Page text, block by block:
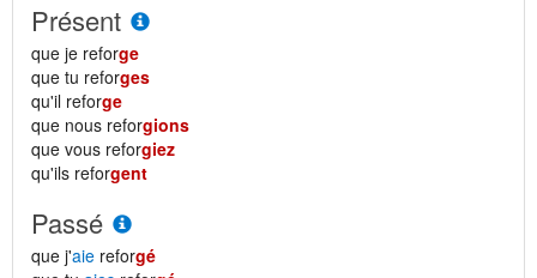
Présent
que je reforge
que tu reforges
qu'il reforge
que nous reforgions
que vous reforgiez
qu'ils reforgent
Passé
que j'aie reforgé